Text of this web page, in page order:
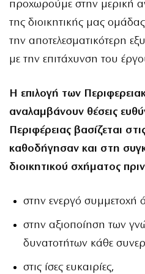
προχωρούμε στην μερική
της διοικητικής μας
την αποτελεσματικότερη
με την επιτάχυνση του
Η επιλογή των
αναλαμβάνουν θέσεις
Περιφέρειας βασίζεται
καθοδήγησαν και στη
διοικητικού σχήματος
στην ενεργό συμμετοχή
στην αξιοποίηση των
δυνατοτήτων κάθε
στις ίσες ευκαιρίες,